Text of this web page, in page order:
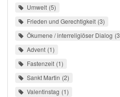
Umwelt 5
Frieden und Gerechtigkeit 3
Ökumene / interreligiöser Dialog 3
Advent 1
Fastenzeit 1
Sankt Martin 2
Valentinstag 1